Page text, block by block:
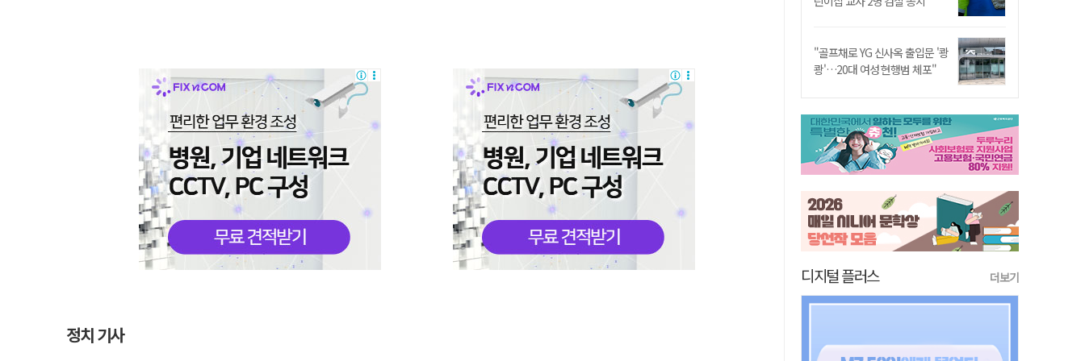
정치 기사
"골프채로 YG 신사옥 출입문 '쾅
쾅'…20대 여성 현행범 체포"
디지털 플러스 더보기